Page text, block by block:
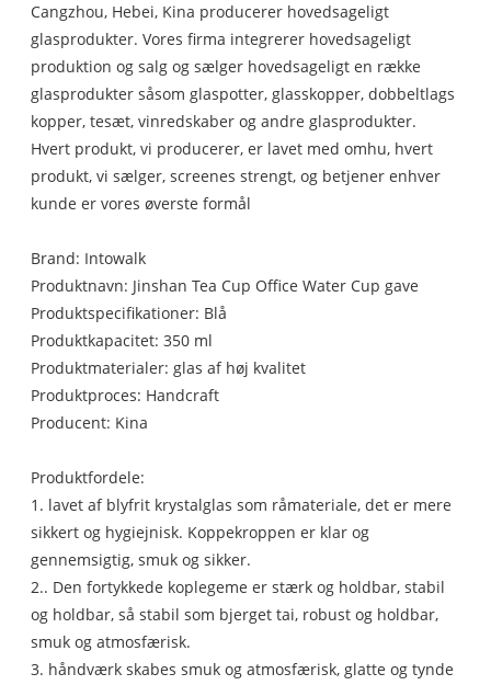
Cangzhou, Hebei, Kina producerer hovedsageligt
glasprodukter. Vores firma integrerer hovedsageligt
produktion og salg og sælger hovedsageligt en række
glasprodukter såsom glaspotter, glasskopper, dobbeltlags
kopper, tesæt, vinredskaber og andre glasprodukter.
Hvert produkt, vi producerer, er lavet med omhu, hvert
produkt, vi sælger, screenes strengt, og betjener enhver
kunde er vores øverste formål
Brand: Intowalk
Produktnavn: Jinshan Tea Cup Office Water Cup gave
Produktspecifikationer: Blå
Produktkapacitet: 350 ml
Produktmaterialer: glas af høj kvalitet
Produktproces: Handcraft
Producent: Kina
Produktfordele:
1. lavet af blyfrit krystalglas som råmateriale, det er mere
sikkert og hygiejnisk. Koppekroppen er klar og
gennemsigtig, smuk og sikker.
2.. Den fortykkede koplegeme er stærk og holdbar, stabil
og holdbar, så stabil som bjerget tai, robust og holdbar,
smuk og atmosfærisk.
3. håndværk skabes smuk og atmosfærisk, glatte og tynde